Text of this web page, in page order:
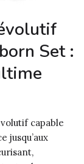
Set :
capable
jusqu’aux